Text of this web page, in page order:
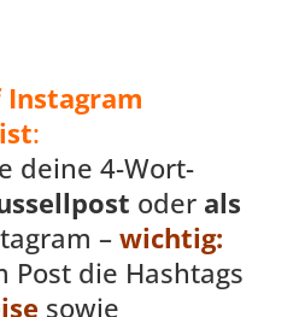
Instagram
:
deine 4-Wort-
oder als
– wichtig:
Post die Hashtags
sowie